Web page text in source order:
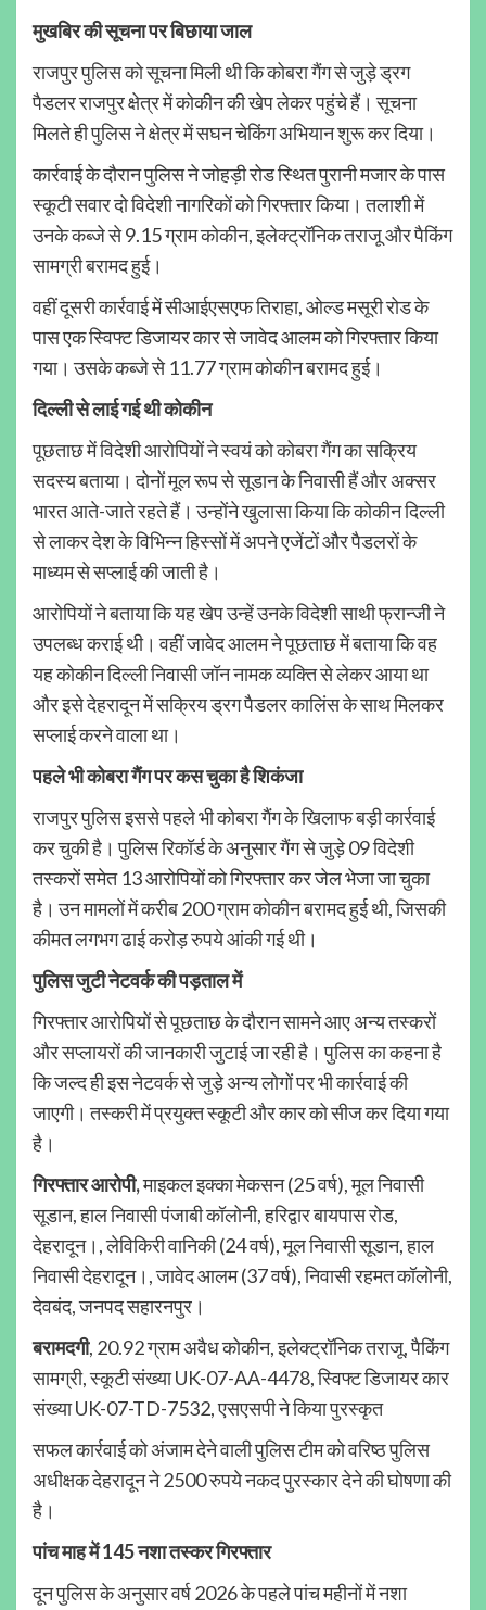
मुखबिर की सूचना पर बिछाया जाल
राजपुर पुलिस को सूचना मिली थी कि कोबरा गैंग से जुड़े ड्रग
पैडलर राजपुर क्षेत्र में कोकीन की खेप लेकर पहुंचे हैं। सूचना
मिलते ही पुलिस ने क्षेत्र में सघन चेकिंग अभियान शुरू कर दिया।
कार्रवाई के दौरान पुलिस ने जोहड़ी रोड स्थित पुरानी मजार के पास
स्कूटी सवार दो विदेशी नागरिकों को गिरफ्तार किया। तलाशी में
उनके कब्जे से 9.15 ग्राम कोकीन, इलेक्ट्रॉनिक तराजू और पैकिंग
सामग्री बरामद हुई।
वहीं दूसरी कार्रवाई में सीआईएसएफ तिराहा, ओल्ड मसूरी रोड के
पास एक स्विफ्ट डिजायर कार से जावेद आलम को गिरफ्तार किया
गया। उसके कब्जे से 11.77 ग्राम कोकीन बरामद हुई।
दिल्ली से लाई गई थी कोकीन
पूछताछ में विदेशी आरोपियों ने स्वयं को कोबरा गैंग का सक्रिय
सदस्य बताया। दोनों मूल रूप से सूडान के निवासी हैं और अक्सर
भारत आते-जाते रहते हैं। उन्होंने खुलासा किया कि कोकीन दिल्ली
से लाकर देश के विभिन्न हिस्सों में अपने एजेंटों और पैडलरों के
माध्यम से सप्लाई की जाती है।
आरोपियों ने बताया कि यह खेप उन्हें उनके विदेशी साथी फ्रान्जी ने
उपलब्ध कराई थी। वहीं जावेद आलम ने पूछताछ में बताया कि वह
यह कोकीन दिल्ली निवासी जॉन नामक व्यक्ति से लेकर आया था
और इसे देहरादून में सक्रिय ड्रग पैडलर कालिंस के साथ मिलकर
सप्लाई करने वाला था।
पहले भी कोबरा गैंग पर कस चुका है शिकंजा
राजपुर पुलिस इससे पहले भी कोबरा गैंग के खिलाफ बड़ी कार्रवाई
कर चुकी है। पुलिस रिकॉर्ड के अनुसार गैंग से जुड़े 09 विदेशी
तस्करों समेत 13 आरोपियों को गिरफ्तार कर जेल भेजा जा चुका
है। उन मामलों में करीब 200 ग्राम कोकीन बरामद हुई थी, जिसकी
कीमत लगभग ढाई करोड़ रुपये आंकी गई थी।
पुलिस जुटी नेटवर्क की पड़ताल में
गिरफ्तार आरोपियों से पूछताछ के दौरान सामने आए अन्य तस्करों
और सप्लायरों की जानकारी जुटाई जा रही है। पुलिस का कहना है
कि जल्द ही इस नेटवर्क से जुड़े अन्य लोगों पर भी कार्रवाई की
जाएगी। तस्करी में प्रयुक्त स्कूटी और कार को सीज कर दिया गया
है।
गिरफ्तारआरोपी,माइकल इक्का मेकसन (25 वर्ष), मूल निवासी
सूडान, हाल निवासी पंजाबी कॉलोनी, हरिद्वार बायपास रोड,
देहरादून।, लेविकिरी वानिकी (24 वर्ष), मूल निवासी सूडान, हाल
निवासी देहरादून।, जावेद आलम (37 वर्ष), निवासी रहमत कॉलोनी,
देवबंद, जनपद सहारनपुर।
बरामदगी, 20.92 ग्राम अवैध कोकीन, इलेक्ट्रॉनिक तराजू, पैकिंग
सामग्री, स्कूटी संख्या UK-07-AA-4478, स्विफ्ट डिजायर कार
संख्या UK-07-TD-7532, एसएसपी ने किया पुरस्कृत
सफल कार्रवाई को अंजाम देने वाली पुलिस टीम को वरिष्ठ पुलिस
अधीक्षक देहरादून ने 2500 रुपये नकद पुरस्कार देने की घोषणा की
है।
पांच माह में 145 नशा तस्कर गिरफ्तार
दून पुलिस के अनुसार वर्ष 2026 के पहले पांच महीनों में नशा